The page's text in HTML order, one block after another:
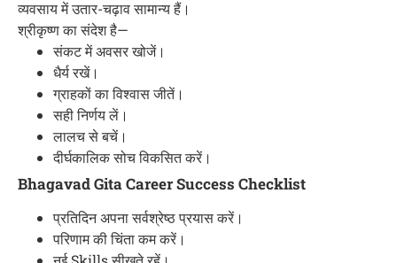
व्यवसाय में उतार-चढ़ाव सामान्य हैं।
श्रीकृष्ण का संदेश है—
संकट में अवसर खोजें।
धैर्य रखें।
ग्राहकों का विश्वास जीतें।
सही निर्णय लें।
लालच से बचें।
दीर्घकालिक सोच विकसित करें।
Bhagavad Gita Career Success Checklist
प्रतिदिन अपना सर्वश्रेष्ठ प्रयास करें।
परिणाम की चिंता कम करें।